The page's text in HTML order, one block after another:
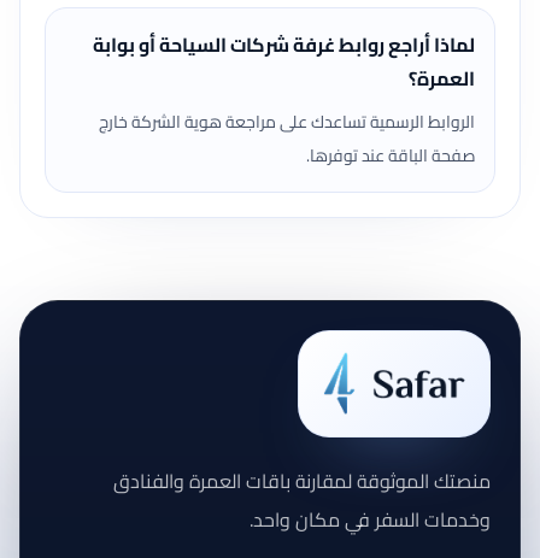
لماذا أراجع روابط غرفة شركات السياحة أو بوابة
العمرة؟
الروابط الرسمية تساعدك على مراجعة هوية الشركة خارج
صفحة الباقة عند توفرها.
منصتك الموثوقة لمقارنة باقات العمرة والفنادق
وخدمات السفر في مكان واحد.